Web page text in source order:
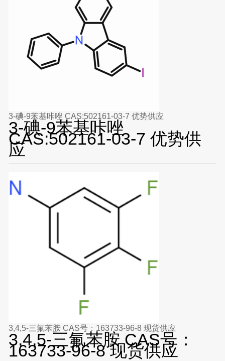
3-碘-9苯基咔唑 CAS:502161-03-7 优势供应
3-碘-9苯基咔唑
CAS:502161-03-7 优势供
应
3,4,5-三氟苯胺 CAS号：163733-96-8 现货供应
3,4,5-三氟苯胺 CAS号：
163733-96-8 现货供应